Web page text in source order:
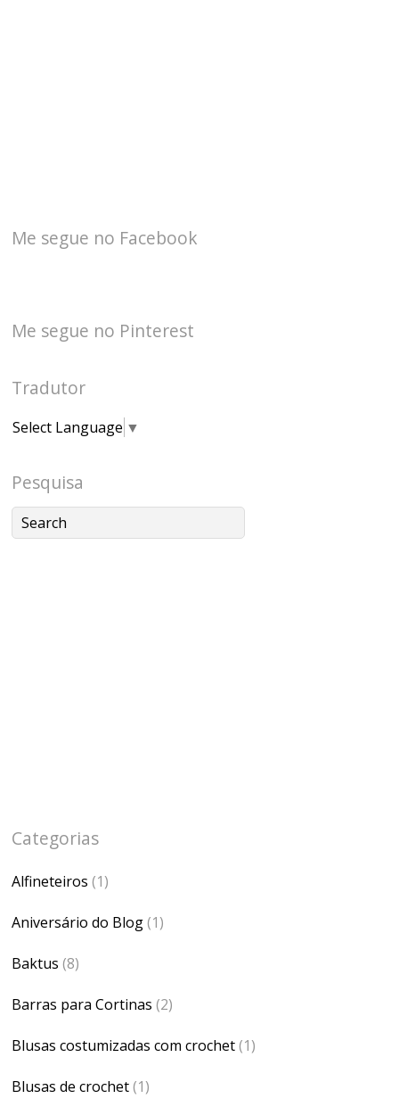
Me segue no Facebook
Me segue no Pinterest
Tradutor
Select Language ▼
Pesquisa
Categorias
Alfineteiros (1)
Aniversário do Blog(1)
Baktus (8)
Barras para Cortinas (2)
Blusas costumizadas com crochet(1)
Blusas de crochet(1)